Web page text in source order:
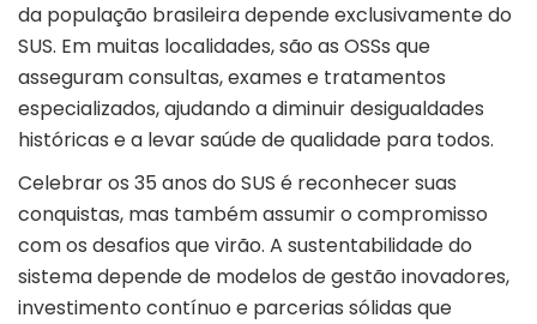
da população brasileira depende exclusivamente do
SUS. Em muitas localidades, são as OSSs que
asseguram consultas, exames e tratamentos
especializados, ajudando a diminuir desigualdades
históricas e a levar saúde de qualidade para todos.
Celebrar os 35 anos do SUS é reconhecer suas
conquistas, mas também assumir o compromisso
com os desafios que virão. A sustentabilidade do
sistema depende de modelos de gestão inovadores,
investimento contínuo e parcerias sólidas que